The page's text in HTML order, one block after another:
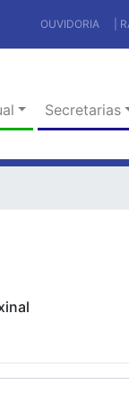
OUVIDORIA |
Secretarias